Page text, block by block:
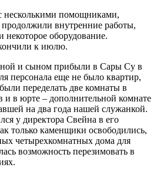
несколькими помощниками,
внутренние работы,
оборудование.
к июлю.
и сыном прибыли в Сары Су в
персонала еще не было квартир,
переделать две комнаты в
и в юрте – дополнительной комнате
на два года нашей служанкой.
у директора Свейна в его
только каменщики освободились,
четырехкомнатных дома для
возможность перезимовать в